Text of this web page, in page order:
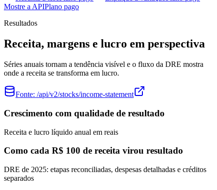
Mostre a APIPlano pago
Resultados
Receita, margens e lucro em perspectiva
Séries anuais tornam a tendência visível e o fluxo da DRE mostra
onde a receita se transforma em lucro.
Fonte: /api/v2/stocks/income-statement
Crescimento com qualidade de resultado
Receita e lucro líquido anual em reais
Como cada R$ 100 de receita virou resultado
DRE de 2025: etapas reconciliadas, despesas detalhadas e créditos
separados